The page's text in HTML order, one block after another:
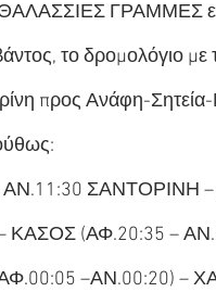
ΓΡΑΜΜΕΣ
το
προς Ανάφη-
ΣΑΝΤΟΡΙΝΗ
ΚΑΣΟΣ (ΑΦ.20:35 –
–ΑΝ.00:20) –